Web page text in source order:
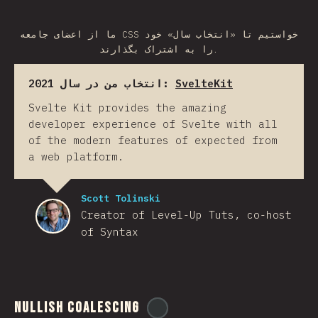
ما از اعضای جامعه CSS خواستیم تا «انتخاب سال» خود
را به اشتراک بگذارند.
انتخاب من در سال 2021: SvelteKit
Svelte Kit provides the amazing
developer experience of Svelte with all
of the modern features of expected from
a web platform.
Scott Tolinski
Creator of Level-Up Tuts, co-host
of Syntax
Nullish Coalescing